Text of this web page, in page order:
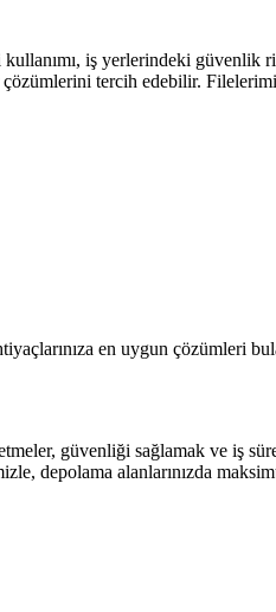
iş yerlerindeki güvenlik
tercih edebilir.
en uygun çözümleri
güvenliği sağlamak ve iş
depolama alanlarınızda